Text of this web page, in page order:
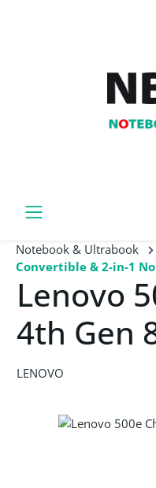
Notebook & Ultrabook
Convertible & 2-in-1
Lenovo
4th Gen
LENOVO
Bildergalerie